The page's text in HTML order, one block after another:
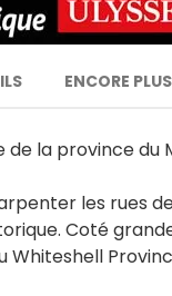
ENCORE PLUS
la province du
les rues
Coté
Whiteshell